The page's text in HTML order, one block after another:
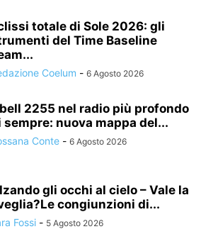
totale di Sole 2026: gli
del Time Baseline
Coelum - 6 Agosto 2026
2255 nel radio più profondo
sempre: nuova mappa del...
Conte - 6 Agosto 2026
gli occhi al cielo – Vale la
congiunzioni di...
Fossi - 5 Agosto 2026